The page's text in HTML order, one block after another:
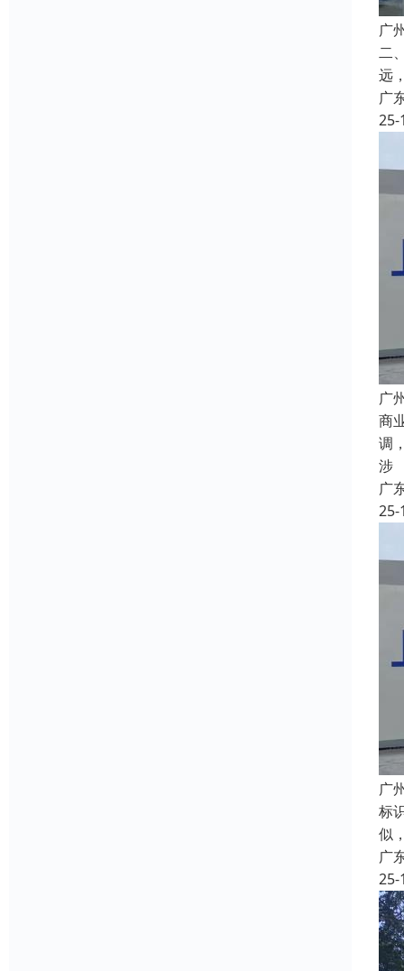
广
二
远
广
25-
广
商
调
涉
广
25-
广
标
似
广
25-